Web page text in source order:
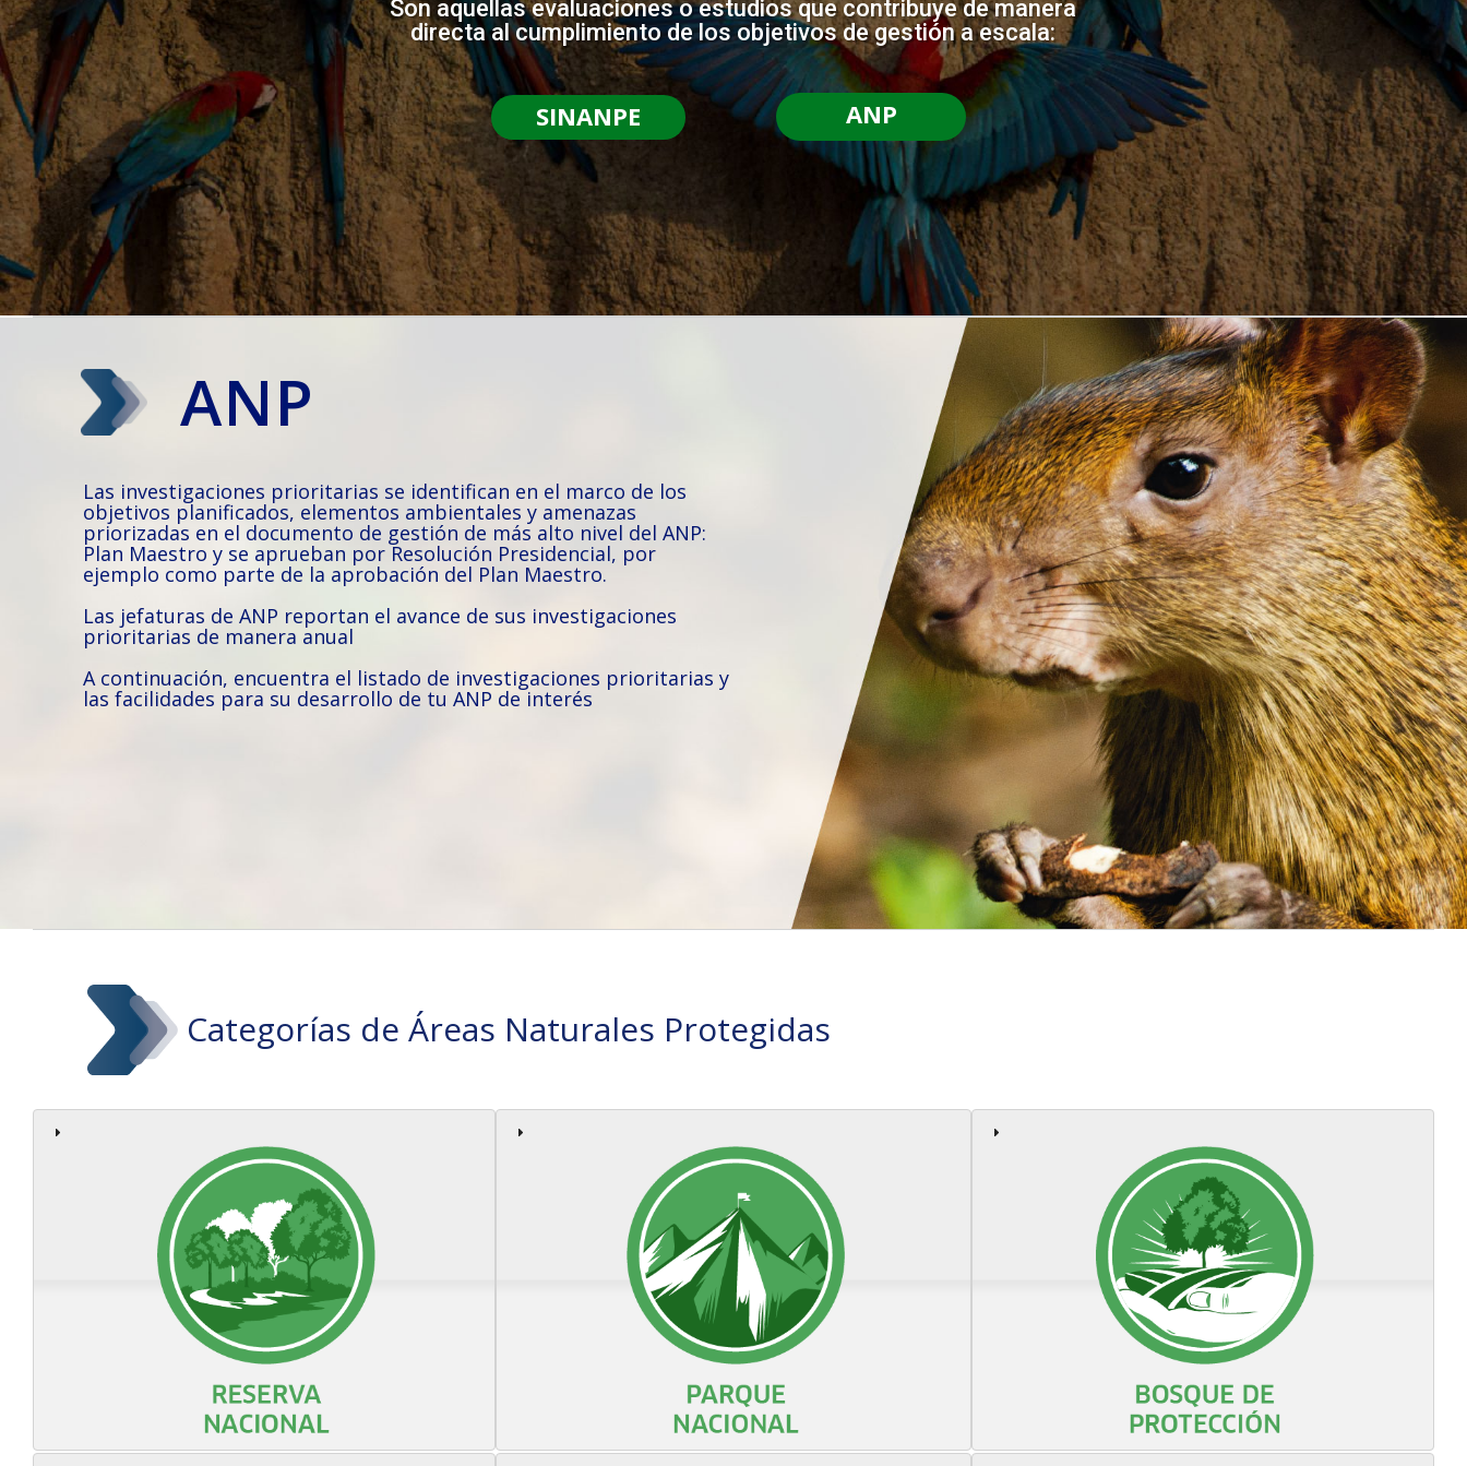
SINANPE ANP
Son aquellas evaluaciones o estudios que contribuye de manera
directa al cumplimiento de los objetivos de gestión a escala:
ANP
Las investigaciones prioritarias se identifican en el marco de los
objetivos planificados, elementos ambientales y amenazas
priorizadas en el documento de gestión de más alto nivel del ANP:
Plan Maestro y se aprueban por Resolución Presidencial, por
ejemplo como parte de la aprobación del Plan Maestro.
Las jefaturas de ANP reportan el avance de sus investigaciones
prioritarias de manera anual
A continuación, encuentra el listado de investigaciones prioritarias y
las facilidades para su desarrollo de tu ANP de interés
Categorías de Áreas Naturales Protegidas